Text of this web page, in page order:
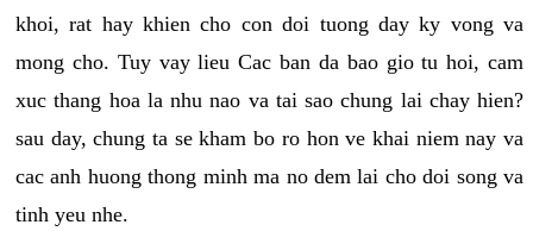
khoi, rat hay khien cho con doi tuong day ky vong va
mong cho. Tuy vay lieu Cac ban da bao gio tu hoi, cam
xuc thang hoa la nhu nao va tai sao chung lai chay hien?
sau day, chung ta se kham bo ro hon ve khai niem nay va
cac anh huong thong minh ma no dem lai cho doi song va
tinh yeu nhe.